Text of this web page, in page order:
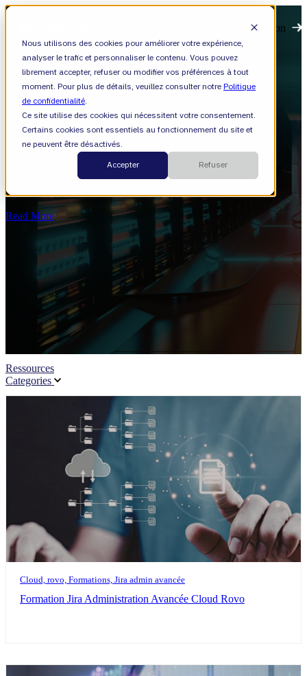
Nous utilisons des cookies pour améliorer votre expérience,
analyser le trafic et personnaliser le contenu. Vous pouvez
librement accepter, refuser ou modifier vos préférences à tout
moment. Pour plus de détails, veuillez consulter notrePolitique
de confidentialité.
Ce site utilise des cookies qui nécessitent votre consentement.
Certains cookies sont essentiels au fonctionnement du site et
ne peuvent être désactivés.
Accepter
Refuser
Open main navigation
Cloud
Formation Jira administration avancée
Datacenter
Read More
Ressources
Categories
Cloud, rovo, Formations, Jira admin avancée
Formation Jira Administration Avancée Cloud Rovo